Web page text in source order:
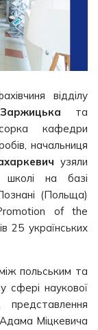
відділу
та
кафедри
начальниця
узяли
школі на базі
(Польща)
of the
25 українських
польським та
сфері наукової
представлення
Адама Міцкевича